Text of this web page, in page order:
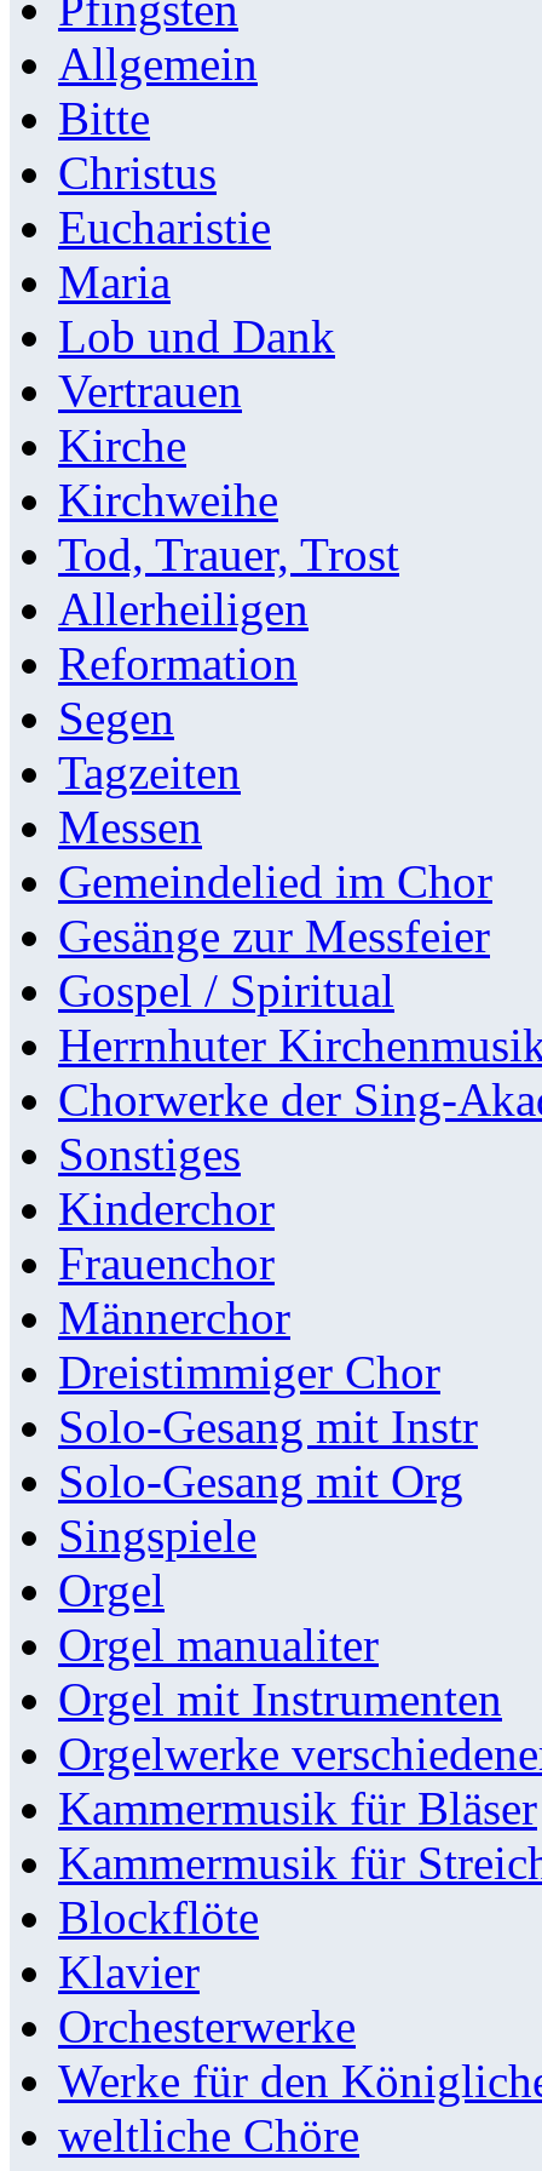
Allgemein
Bitte
Christus
Eucharistie
Maria
Lob und Dank
Vertrauen
Kirche
Kirchweihe
Tod, Trauer, Trost
Allerheiligen
Reformation
Segen
Tagzeiten
Messen
Gemeindelied im Chor
Gesänge zur Messfeier
Gospel / Spiritual
Herrnhuter
Chorwerke der Sing-
Sonstiges
Kinderchor
Frauenchor
Männerchor
Dreistimmiger Chor
Solo-Gesang mit Instr
Solo-Gesang mit Org
Singspiele
Orgel
Orgel manualiter
Orgel mit Instrumenten
Orgelwerke
Kammermusik für Bläser
Kammermusik für
Blockflöte
Klavier
Orchesterwerke
Werke für den
weltliche Chöre